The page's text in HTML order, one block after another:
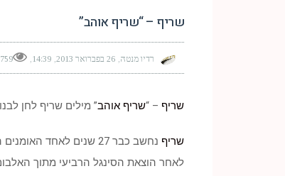
שריף – “שריף אוהב”
רדיו מנטה 26 בפברואר 2013 14:39
759 views
שריף – “שריף אוהב” מילים שריף לחן לבנוני שריף נחשב כבר 27
שריף נחשב כבר 27 שנים לאחד האומנים הגדולים בזמר הים תיכוני
לאחר הוצאת הסינגל הרביעי מתוך